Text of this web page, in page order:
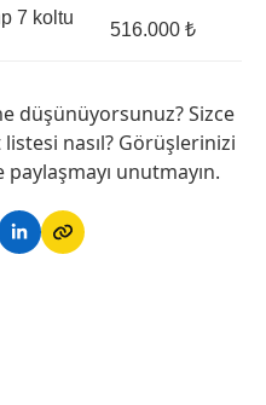
7 koltu
516.000 ₺
düşünüyorsunuz? Sizce
listesi nasıl? Görüşlerinizi
unutmayın.